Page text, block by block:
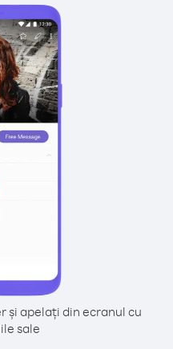
și apelați din ecranul cu
sale